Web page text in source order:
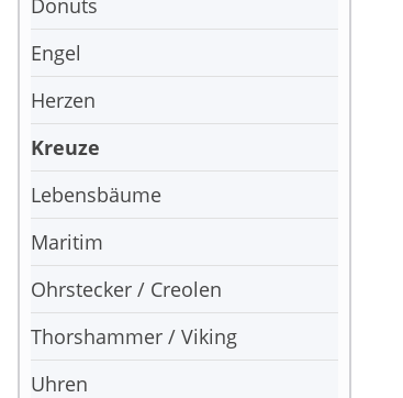
Engel
Herzen
Kreuze
Lebensbäume
Maritim
Ohrstecker / Creolen
Thorshammer / Viking
Uhren